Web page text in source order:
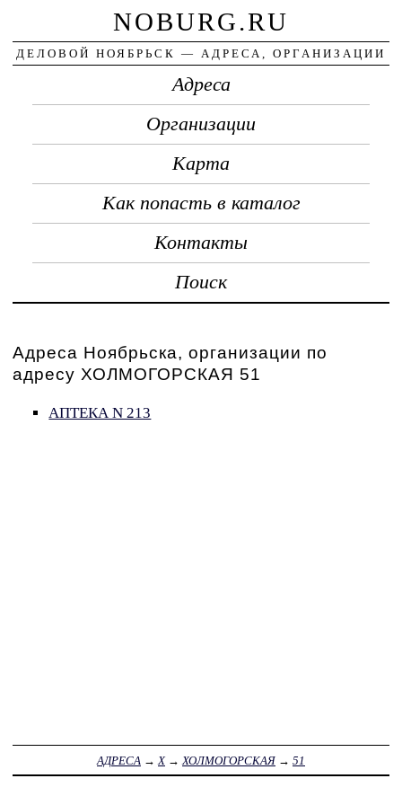
NOBURG.RU
ДЕЛОВОЙ НОЯБРЬСК — АДРЕСА, ОРГАНИЗАЦИИ
Адреса
Организации
Карта
Как попасть в каталог
Контакты
Поиск
Адреса Ноябрьска, организации по
адресу ХОЛМОГОРСКАЯ 51
АПТЕКА N 213
АДРЕСА → Х→ ХОЛМОГОРСКАЯ → 51